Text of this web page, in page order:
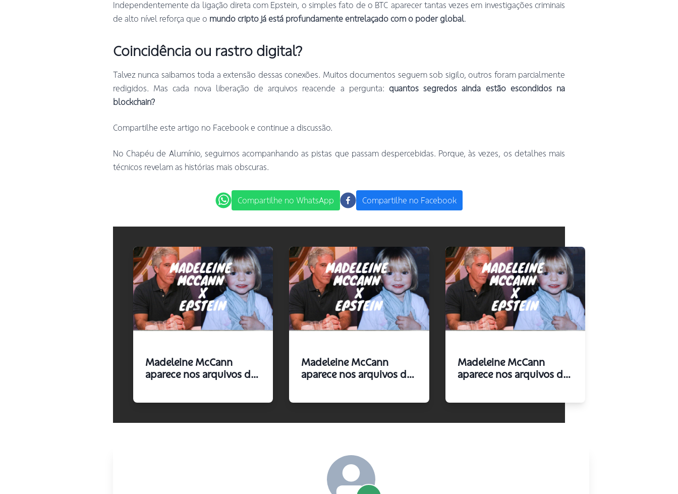
Independentemente da ligação direta com Epstein, o simples fato de o BTC aparecer tantas vezes em investigações criminais
de alto nível reforça que o mundo cripto já está profundamente entrelaçado com o poder global.
Coincidência ou rastro digital?
Talvez nunca saibamos toda a extensão dessas conexões. Muitos documentos seguem sob sigilo, outros foram parcialmente
redigidos. Mas cada nova liberação de arquivos reacende a pergunta: quantos segredos ainda estão escondidos na
blockchain?
Compartilhe este artigo no Facebook e continue a discussão.
No Chapéu de Alumínio, seguimos acompanhando as pistas que passam despercebidas. Porque, às vezes, os detalhes mais
técnicos revelam as histórias mais obscuras.
Compartilhe no WhatsApp Compartilhe no Facebook
Madeleine McCann
aparece nos arquivos de
Madeleine McCann
aparece nos arquivos de
Madeleine McCann
aparece nos arquivos de